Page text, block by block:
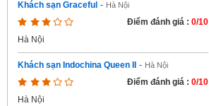
Khách sạn Graceful - Hà Nội
Điểm đánh giá : 0/10
Hà Nội
Khách sạn Indochina Queen II - Hà Nội
Điểm đánh giá : 0/10
Hà Nội